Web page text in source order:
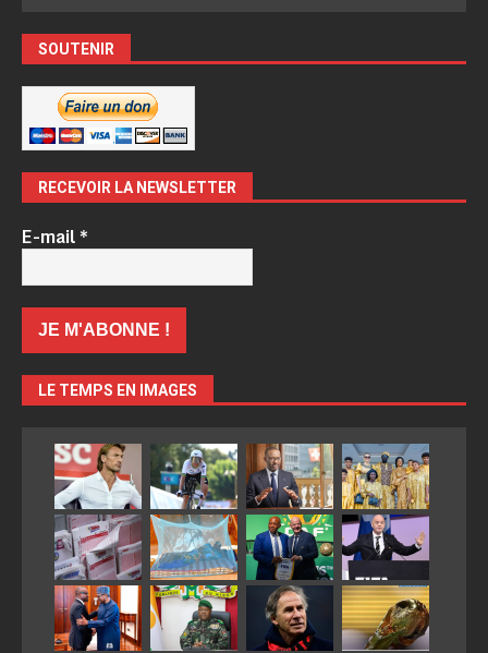
SOUTENIR
RECEVOIR LA NEWSLETTER
E-mail*
LE TEMPS EN IMAGES